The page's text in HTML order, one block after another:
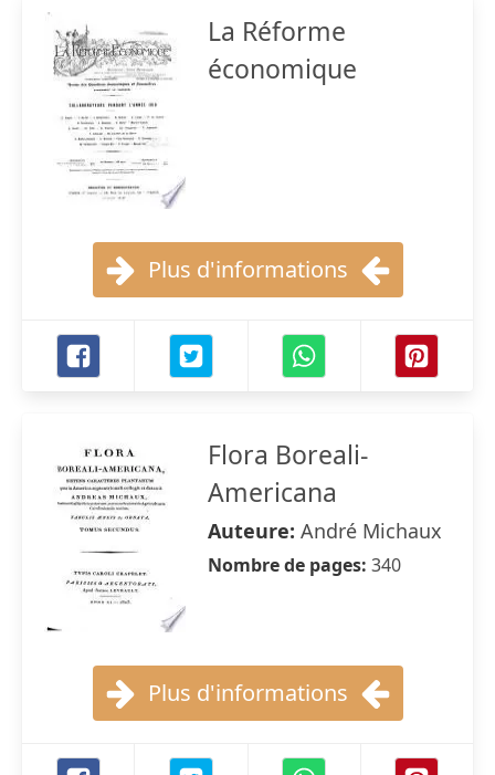
La Réforme
économique
Plus d'informations
Flora Boreali-
Americana
Auteure: André Michaux
Nombre de pages: 340
Plus d'informations